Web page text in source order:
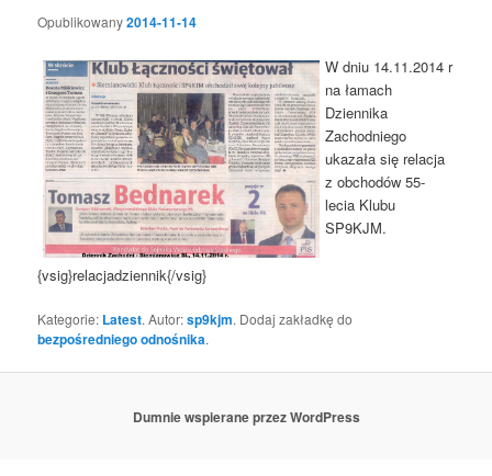
Opublikowany2014-11-14
W dniu 14.11.2014 r
na łamach
Dziennika
Zachodniego
ukazała się relacja
z obchodów 55-
lecia Klubu
SP9KJM.
{vsig}relacjadziennik{/vsig}
Kategorie: Latest. Autor:sp9kjm. Dodaj zakładkę do
bezpośredniego odnośnika.
Dumnie wspierane przez WordPress